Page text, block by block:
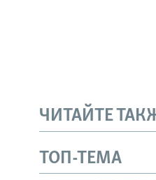
ЧИТАЙТЕ
ТОП-ТЕМА